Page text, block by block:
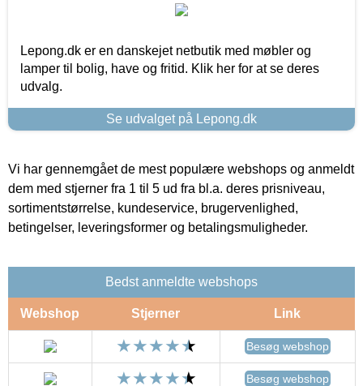
Lepong.dk er en danskejet netbutik med møbler og
lamper til bolig, have og fritid. Klik her for at se deres
udvalg.
Se udvalget på Lepong.dk
Vi har gennemgået de mest populære webshops og anmeldt
dem med stjerner fra 1 til 5 ud fra bl.a. deres prisniveau,
sortimentstørrelse, kundeservice, brugervenlighed,
betingelser, leveringsformer og betalingsmuligheder.
Bedst anmeldte webshops
Webshop Stjerner Link
Besøg webshop
Besøg webshop